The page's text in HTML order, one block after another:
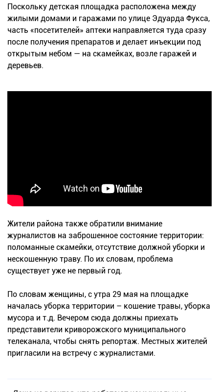
Поскольку детская площадка расположена между
жилыми домами и гаражами по улице Эдуарда Фукса,
часть «посетителей» аптеки направляется туда сразу
после получения препаратов и делает инъекции под
открытым небом — на скамейках, возле гаражей и
деревьев.
Жители района также обратили внимание
журналистов на заброшенное состояние территории:
поломанные скамейки, отсутствие должной уборки и
нескошенную траву. По их словам, проблема
существует уже не первый год.
По словам женщины, с утра 29 мая на площадке
началась уборка территории – кошение травы, уборка
мусора и т.д. Вечером сюда должны приехать
представители криворожского муниципального
телеканала, чтобы снять репортаж. Местных жителей
пригласили на встречу с журналистами.